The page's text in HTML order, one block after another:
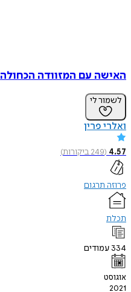
האישה עם המזוודה הכחולה
לשמור לי
ואלרי פרין
4.57
(
249ביקורות)
פרוזה תרגום
תכלת
334 עמודים
אוגוסט
2021